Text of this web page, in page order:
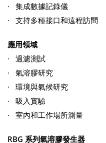
· 集成數據記錄儀
· 支持多種接口和遠程訪問
應用領域
· 過濾測試
· 氣溶膠研究
· 環境與氣候研究
· 吸入實驗
· 室內和工作場所測量
RBG 系列氣溶膠發生器